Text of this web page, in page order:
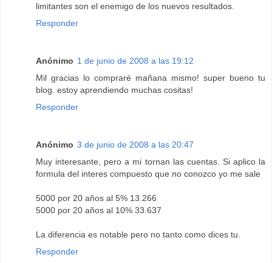
limitantes son el enemigo de los nuevos resultados.
Responder
Anónimo 1 de junio de 2008 a las 19:12
Mil gracias lo compraré mañana mismo! super bueno tu
blog. estoy aprendiendo muchas cositas!
Responder
Anónimo 3 de junio de 2008 a las 20:47
Muy interesante, pero a mi tornan las cuentas. Si aplico la
formula del interes compuesto que no conozco yo me sale
5000 por 20 años al 5% 13.266
5000 por 20 años al 10% 33.637
La diferencia es notable pero no tanto como dices tu.
Responder